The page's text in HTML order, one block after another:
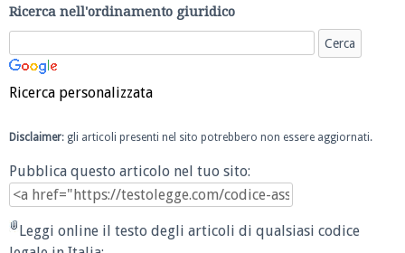
Ricerca nell'ordinamento giuridico
Ricerca personalizzata
Disclaimer: gli articoli presenti nel sito potrebbero non essere aggiornati.
Pubblica questo articolo nel tuo sito:
Leggi online il testo degli articoli di qualsiasi codice